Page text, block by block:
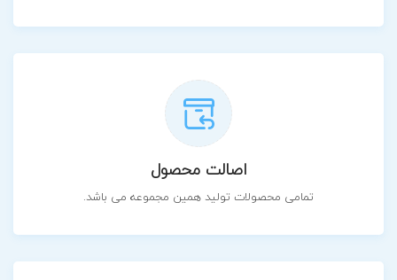
اصالت محصول
تمامی محصولات تولید همین مجموعه می باشد.